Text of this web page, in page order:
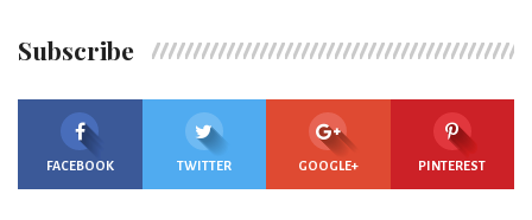
Subscribe
FACEBOOK TWITTER GOOGLE+ PINTEREST